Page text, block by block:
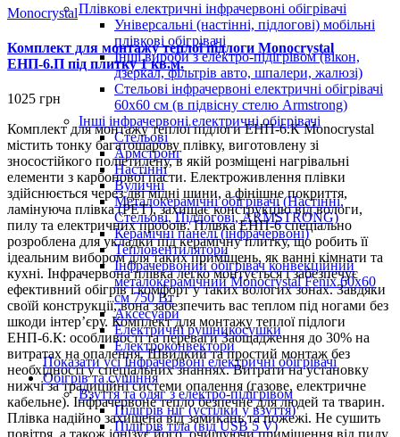
Плівкові електричні інфрачервоні обігрівачі
Універсальні (настінні, підлогові) мобільні
плівкові обігрівачі
Інші вироби з електро-підігрівом (вікон,
дзеркал, фільтрів авто, шпалери, жалюзі)
Стельові інфрачервоні електричні обігрівачі
60х60 см (в підвісну стелю Armstrong)
Інші інфрачервоні електричні обігрівачі
Стельові
Армстронг
Настінні
Вуличні
Металокерамічні обігрівачі (Настінні,
Стельові, Підлогові, ARMSTRONG)
Керамічні панелі (інфрачервоні)
Тепловентилятори
Інфрачервоний обігрівач конвекційний
металокерамічний Monocrystal Fenix 60x60
см 750 Вт
Аксесуари
Електричні рушникосушки
Електроконвектори
Показати усі Інфрачервоні електричні обігрівачі
Обігрів та сушіння
Взуття та одяг з електро-підігрівом
Підігрів ніг (устілки у взуття)
Підігрів тіла (від USB 5 V)
Monocrystal
Комплект для монтажу теплої підлоги Monocrystal
ЕНП-6.П під плитку 1 кв.м.
1025 грн
Комплект для монтажу теплої підлоги ЕНП-6.К Monocrystal
містить тонку багатошарову плівку, виготовлену зі
зносостійкого поліетилену, в якій розміщені нагрівальні
елементи з карбонової пасти. Електроживлення плівки
здійснюється через дві мідні шини, а фінішне покриття,
ламінуюча плівка (РЕТ), захищає конструкцію від вологи,
пилу та електричних пробоїв. Плівка ЕНП-6 спеціально
розроблена для укладки під керамічну плитку, що робить її
ідеальним вибором для таких приміщень, як ванні кімнати та
кухні. Інфрачервона плівка легко монтується і забезпечує
ефективний обігрів і комфорт у таких вологих зонах. Завдяки
своїй конструкції, вона забезпечить вас теплом під ногами без
шкоди інтер’єру. Комплект для монтажу теплої підлоги
ЕНП-6.К: особливості та переваги Заощадження до 30% на
витратах на опалення. Швидкий та простий монтаж без
необхідності у спеціальних знаннях. Витрати на установку
нижчі за традиційні системи опалення (газове, електричне
кабельне). Інфрачервоне тепло безпечне для людей та тварин.
Плівка надійно захищена від замикань та пожежі. Не сушить
повітря, а також іонізує його, очищуючи приміщення від пилу,